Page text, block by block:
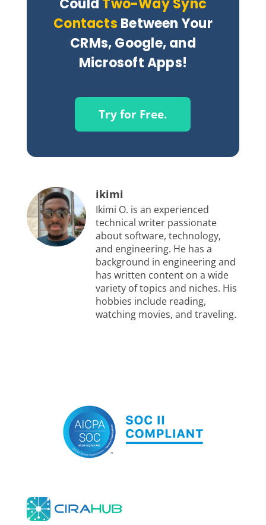
Contacts Between Your
CRMs, Google, and
Microsoft Apps!
Try for Free.
ikimi
Ikimi O. is an experienced
technical writer passionate
about software, technology,
and engineering. He has a
background in engineering and
has written content on a wide
variety of topics and niches. His
hobbies include reading,
watching movies, and traveling.